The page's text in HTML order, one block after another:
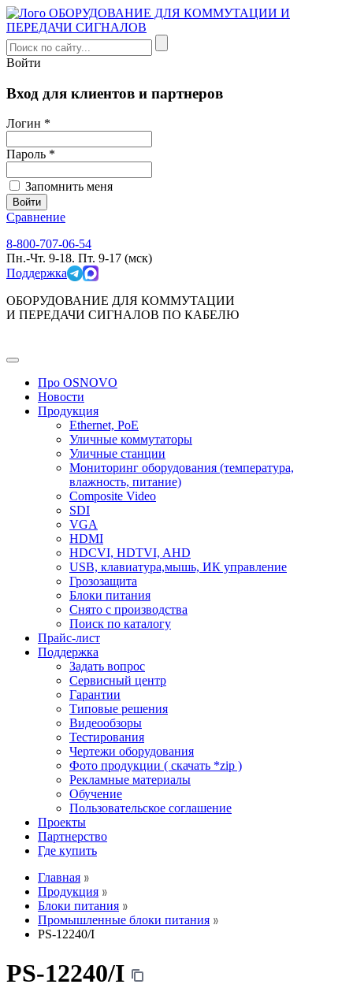
Войти
Вход для клиентов и партнеров
Логин *
Пароль *
Запомнить меня
Сравнение
8-800-707-06-54
Пн.-Чт. 9-18. Пт. 9-17 (мск)
Поддержка
ОБОРУДОВАНИЕ ДЛЯ КОММУТАЦИИ
И ПЕРЕДАЧИ СИГНАЛОВ ПО КАБЕЛЮ
Про OSNOVO
Новости
Продукция
Ethernet, PoE
Уличные коммутаторы
Уличные станции
Мониторинг оборудования (температура,
влажность, питание)
Composite Video
SDI
VGA
HDMI
HDCVI, HDTVI, AHD
USB, клавиатура,мышь, ИК управление
Грозозащита
Блоки питания
Снято с производства
Поиск по каталогу
Прайс-лист
Поддержка
Задать вопрос
Сервисный центр
Гарантии
Типовые решения
Видеообзоры
Тестирования
Чертежи оборудования
Фото продукции ( скачать *zip )
Рекламные материалы
Обучение
Пользовательское соглашение
Проекты
Партнерство
Где купить
Главная
Продукция
Блоки питания
Промышленные блоки питания
PS-12240/I
PS-12240/I